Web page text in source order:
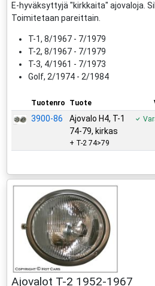
E-hyväksyttyjä "kirkkaita" ajovaloja.
Toimitetaan pareittain.
T-1, 8/1967 - 7/1979
T-2, 8/1967 - 7/1979
T-3, 4/1961 - 7/1973
Golf, 2/1974 - 2/1984
Tuotenro Tuote
3900-86
Ajovalo H4, T-1
74-79, kirkas
+ T-2 74>79
Ajovalot T-2 1952-1967